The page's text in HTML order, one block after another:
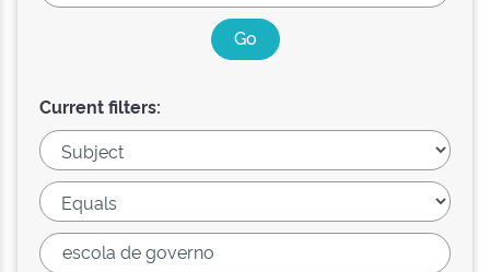
Current filters: